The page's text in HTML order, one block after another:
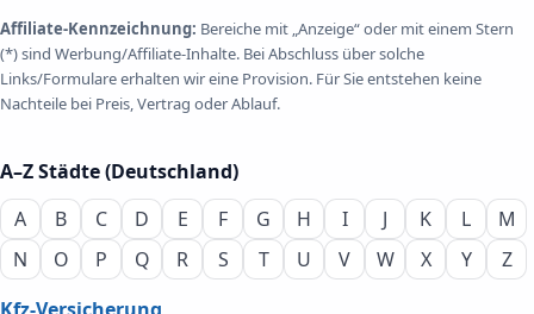
Affiliate-Kennzeichnung: Bereiche mit „Anzeige“ oder mit einem Stern
(*) sind Werbung/Affiliate-Inhalte. Bei Abschluss über solche
Links/Formulare erhalten wir eine Provision. Für Sie entstehen keine
Nachteile bei Preis, Vertrag oder Ablauf.
A–Z Städte (Deutschland)
A
B C D E F G H I J K L
M
N
O P Q R S T U V W X Y
Z